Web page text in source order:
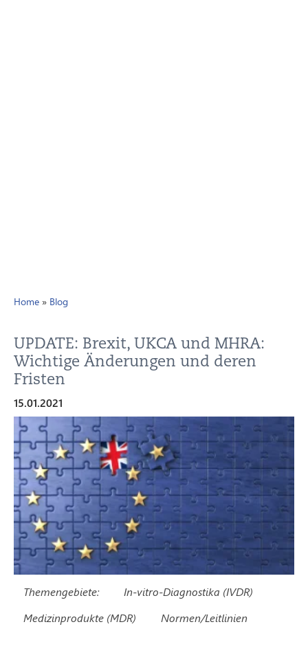
Home » Blog
UPDATE: Brexit, UKCA und MHRA:
Wichtige Änderungen und deren
Fristen
15.01.2021
Themengebiete:
In-vitro-Diagnostika (IVDR)
Medizinprodukte (MDR)
Normen/Leitlinien